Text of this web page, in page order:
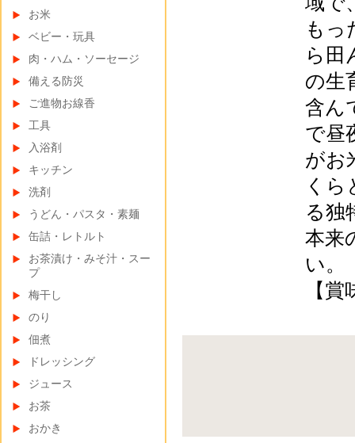
もっ
ら田
の生
含ん
で昼
がお
くら
る独
本来
い。
【
お米
ベビー・玩具
肉・ハム・ソーセージ
備える防災
ご進物お線香
工具
入浴剤
キッチン
洗剤
うどん・パスタ・素麺
缶詰・レトルト
お茶漬け・みそ汁・スー
プ
梅干し
のり
佃煮
ドレッシング
ジュース
お茶
おかき